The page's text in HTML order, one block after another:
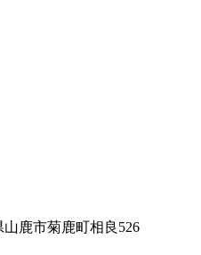
山鹿市菊鹿町相良526